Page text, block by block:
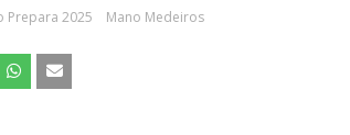
Prepara 2025 Mano Medeiros